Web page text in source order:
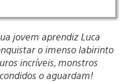
jovem aprendiz Luca
o imenso labirinto
incríveis, monstros
o aguardam!